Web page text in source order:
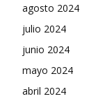
agosto 2024
julio 2024
junio 2024
mayo 2024
abril 2024